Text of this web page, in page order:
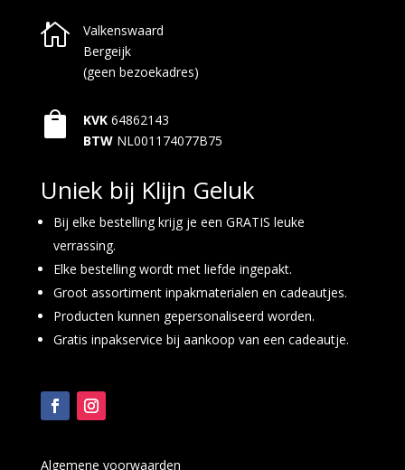

Valkenswaard
Bergeijk
(geen bezoekadres)
 KVK 64862143
BTW NL001174077B75
Uniek bij Klijn Geluk
Bij elke bestelling krijg je een GRATIS leuke
verrassing.
Elke bestelling wordt met liefde ingepakt.
Groot assortiment inpakmaterialen en cadeautjes.
Producten kunnen gepersonaliseerd worden.
Gratis inpakservice bij aankoop van een cadeautje.
Algemene voorwaarden